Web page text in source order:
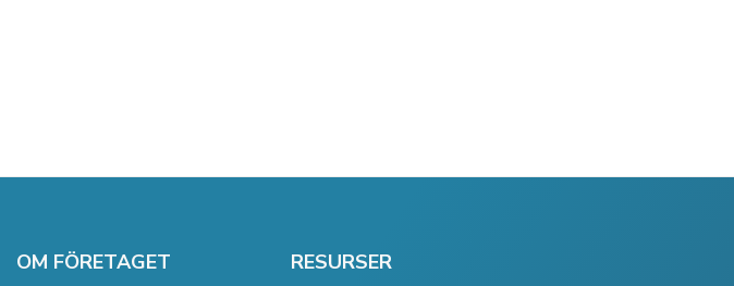
OM FÖRETAGET RESURSER